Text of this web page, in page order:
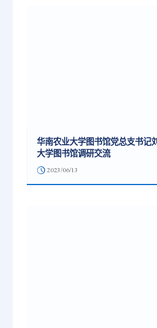
华南农业大学图书馆党总支书记
大学图书馆调研交流
2023/06/13